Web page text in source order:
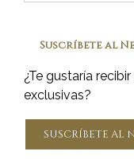
Suscríbete al
¿Te gustaría
exclusivas?
SUSCRÍBETE AL